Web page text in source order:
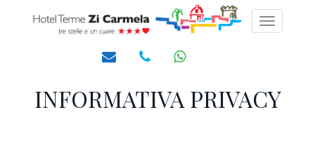
Toggle
INFORMATIVA PRIVACY